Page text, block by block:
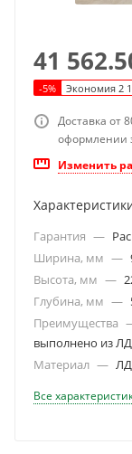
41
-5% Экономия 2
Доставка от
оформлении
Изменить
Гарантия —
Ширина, мм —
Высота, мм —
Глубина, мм —
Преимущества
выполнено из
Материал —
Все